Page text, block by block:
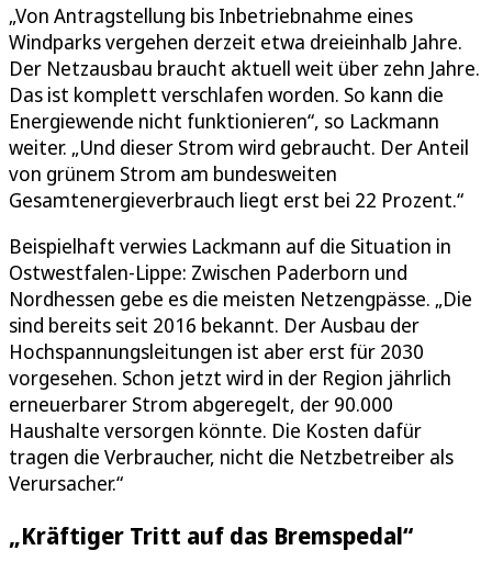
„Von Antragstellung bis Inbetriebnahme eines
Windparks vergehen derzeit etwa dreieinhalb Jahre.
Der Netzausbau braucht aktuell weit über zehn Jahre.
Das ist komplett verschlafen worden. So kann die
Energiewende nicht funktionieren“, so Lackmann
weiter. „Und dieser Strom wird gebraucht. Der Anteil
von grünem Strom am bundesweiten
Gesamtenergieverbrauch liegt erst bei 22 Prozent.“
Beispielhaft verwies Lackmann auf die Situation in
Ostwestfalen-Lippe: Zwischen Paderborn und
Nordhessen gebe es die meisten Netzengpässe. „Die
sind bereits seit 2016 bekannt. Der Ausbau der
Hochspannungsleitungen ist aber erst für 2030
vorgesehen. Schon jetzt wird in der Region jährlich
erneuerbarer Strom abgeregelt, der 90.000
Haushalte versorgen könnte. Die Kosten dafür
tragen die Verbraucher, nicht die Netzbetreiber als
Verursacher.“
„Kräftiger Tritt auf das Bremspedal“